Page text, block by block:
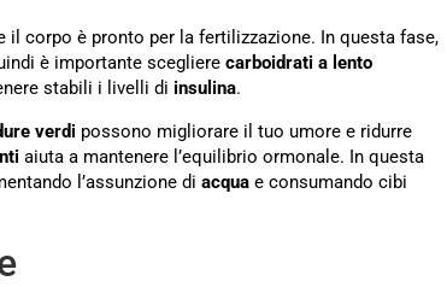
il corpo è pronto per la fertilizzazione. In questa fase,
è importante scegliere carboidrati a lento
stabili i livelli di insulina.
verdi possono migliorare il tuo umore e ridurre
aiuta a mantenere l’equilibrio ormonale. In questa
l’assunzione di acqua e consumando cibi